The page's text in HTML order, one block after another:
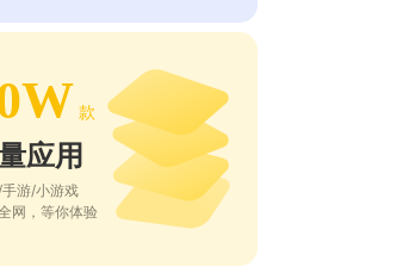
款
应用
游/小游戏
网，等你体验